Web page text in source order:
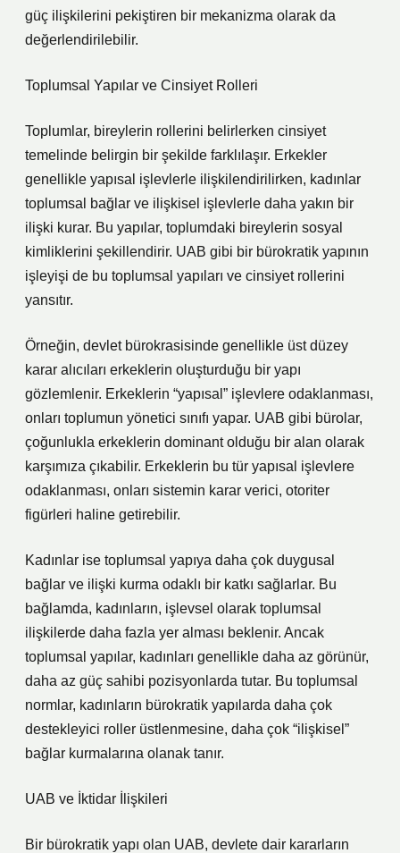
güç ilişkilerini pekiştiren bir mekanizma olarak da
değerlendirilebilir.
Toplumsal Yapılar ve Cinsiyet Rolleri
Toplumlar, bireylerin rollerini belirlerken cinsiyet
temelinde belirgin bir şekilde farklılaşır. Erkekler
genellikle yapısal işlevlerle ilişkilendirilirken, kadınlar
toplumsal bağlar ve ilişkisel işlevlerle daha yakın bir
ilişki kurar. Bu yapılar, toplumdaki bireylerin sosyal
kimliklerini şekillendirir. UAB gibi bir bürokratik yapının
işleyişi de bu toplumsal yapıları ve cinsiyet rollerini
yansıtır.
Örneğin, devlet bürokrasisinde genellikle üst düzey
karar alıcıları erkeklerin oluşturduğu bir yapı
gözlemlenir. Erkeklerin “yapısal” işlevlere odaklanması,
onları toplumun yönetici sınıfı yapar. UAB gibi bürolar,
çoğunlukla erkeklerin dominant olduğu bir alan olarak
karşımıza çıkabilir. Erkeklerin bu tür yapısal işlevlere
odaklanması, onları sistemin karar verici, otoriter
figürleri haline getirebilir.
Kadınlar ise toplumsal yapıya daha çok duygusal
bağlar ve ilişki kurma odaklı bir katkı sağlarlar. Bu
bağlamda, kadınların, işlevsel olarak toplumsal
ilişkilerde daha fazla yer alması beklenir. Ancak
toplumsal yapılar, kadınları genellikle daha az görünür,
daha az güç sahibi pozisyonlarda tutar. Bu toplumsal
normlar, kadınların bürokratik yapılarda daha çok
destekleyici roller üstlenmesine, daha çok “ilişkisel”
bağlar kurmalarına olanak tanır.
UAB ve İktidar İlişkileri
Bir bürokratik yapı olan UAB, devlete dair kararların